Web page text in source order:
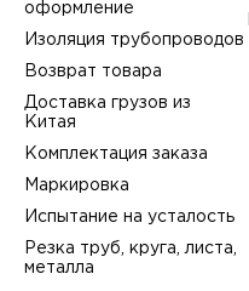
оформление
Изоляция трубопроводов
Возврат товара
Доставка грузов из
Китая
Комплектация заказа
Маркировка
Испытание на усталость
Резка труб, круга, листа,
металла